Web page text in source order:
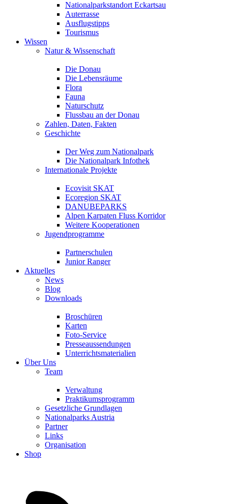
Nationalparkstandort Eckartsau
Auterrasse
Ausflugstipps
Tourismus
Wissen
Natur & Wissenschaft
Die Donau
Die Lebensräume
Flora
Fauna
Naturschutz
Flussbau an der Donau
Zahlen, Daten, Fakten
Geschichte
Der Weg zum Nationalpark
Die Nationalpark Infothek
Internationale Projekte
Ecovisit SKAT
Ecoregion SKAT
DANUBEPARKS
Alpen Karpaten Fluss Korridor
Weitere Kooperationen
Jugendprogramme
Partnerschulen
Junior Ranger
Aktuelles
News
Blog
Downloads
Broschüren
Karten
Foto-Service
Presseaussendungen
Unterrichtsmaterialien
Über Uns
Team
Verwaltung
Praktikumsprogramm
Gesetzliche Grundlagen
Nationalparks Austria
Partner
Links
Organisation
Shop